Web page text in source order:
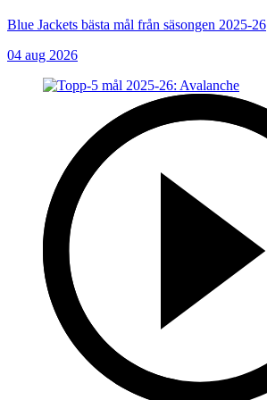
Blue Jackets bästa mål från säsongen 2025-26
04 aug 2026